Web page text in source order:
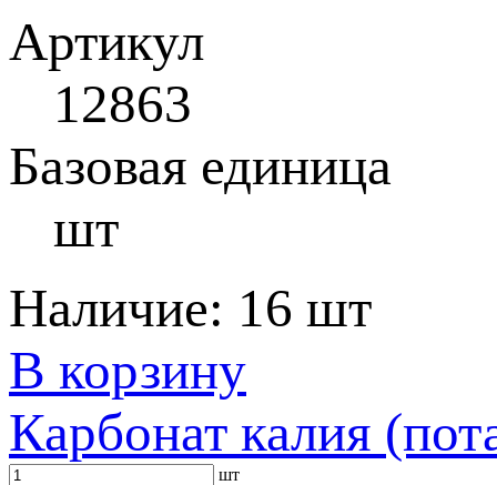
Артикул
12863
Базовая единица
шт
Наличие: 16 шт
В корзину
Карбонат калия
шт